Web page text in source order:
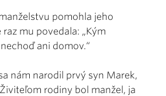
pomohla jeho
raz mu povedala: „Kým
ani domov.“
nám narodil prvý syn Marek,
rodiny bol manžel, ja